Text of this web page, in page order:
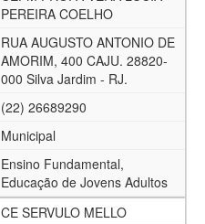
PEREIRA COELHO
RUA AUGUSTO ANTONIO DE
AMORIM, 400 CAJU. 28820-
000 Silva Jardim - RJ.
(22) 26689290
Municipal
Ensino Fundamental,
Educação de Jovens Adultos
CE SERVULO MELLO